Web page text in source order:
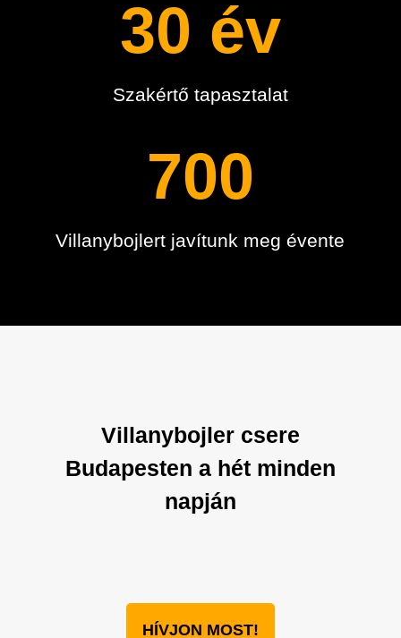
30 év
Szakértő tapasztalat
700
Villanybojlert javítunk meg évente
Villanybojler csere
Budapesten a hét minden
napján
HÍVJON MOST!